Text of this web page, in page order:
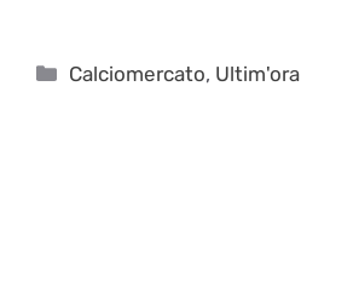
Categorie
Calciomercato, Ultim'ora